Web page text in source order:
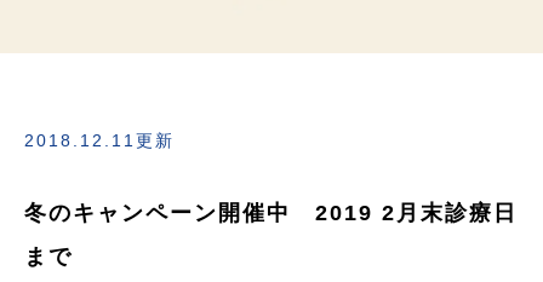
2018.12.11更新
冬のキャンペーン開催中 2019 2月末診療日
まで